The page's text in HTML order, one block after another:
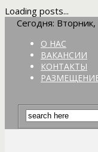
Loading posts...
Сегодня: Вторник,
О НАС
ВАКАНСИИ
КОНТАКТЫ